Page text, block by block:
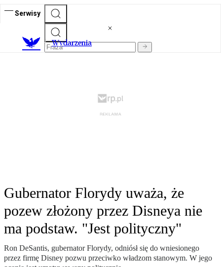
Serwisy
Wydarzenia
Gubernator Florydy uważa, że
pozew złożony przez Disneya nie
ma podstaw. "Jest polityczny"
Ron DeSantis, gubernator Florydy, odniósł się do wniesionego
przez firmę Disney pozwu przeciwko władzom stanowym. W jego